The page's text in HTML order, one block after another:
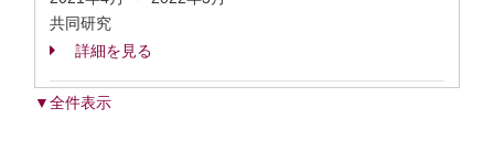
共同研究
詳細を見る
▼全件表示